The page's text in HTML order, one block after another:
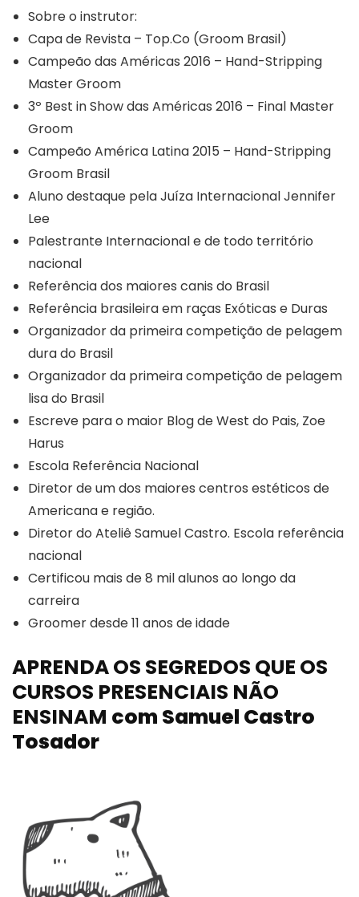
Sobre o instrutor:
Capa de Revista – Top.Co (Groom Brasil)
Campeão das Américas 2016 – Hand-Stripping
Master Groom
3º Best in Show das Américas 2016 – Final Master
Groom
Campeão América Latina 2015 – Hand-Stripping
Groom Brasil
Aluno destaque pela Juíza Internacional Jennifer
Lee
Palestrante Internacional e de todo território
nacional
Referência dos maiores canis do Brasil
Referência brasileira em raças Exóticas e Duras
Organizador da primeira competição de pelagem
dura do Brasil
Organizador da primeira competição de pelagem
lisa do Brasil
Escreve para o maior Blog de West do Pais, Zoe
Harus
Escola Referência Nacional
Diretor de um dos maiores centros estéticos de
Americana e região.
Diretor do Ateliê Samuel Castro. Escola referência
nacional
Certificou mais de 8 mil alunos ao longo da
carreira
Groomer desde 11 anos de idade
APRENDA OS SEGREDOS QUE OS
CURSOS PRESENCIAIS NÃO
ENSINAM com Samuel Castro
Tosador